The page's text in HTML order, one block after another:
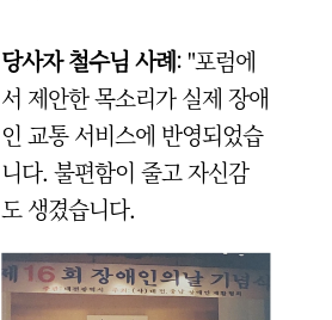
당사자 철수님 사례: "포럼에
서 제안한 목소리가 실제 장애
인 교통 서비스에 반영되었습
니다. 불편함이 줄고 자신감
도 생겼습니다.